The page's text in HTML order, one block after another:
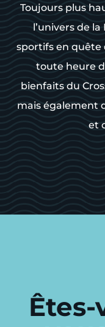
Toujours plus
l’univers de
sportifs en quête
toute heure
bienfaits du
mais également
et